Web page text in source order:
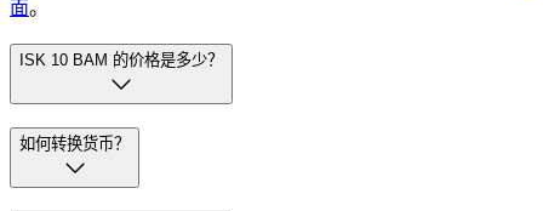
面。
ISK 10 BAM 的价格是多少？
如何转换货币？